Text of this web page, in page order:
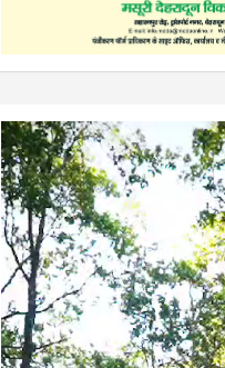
Video
Player